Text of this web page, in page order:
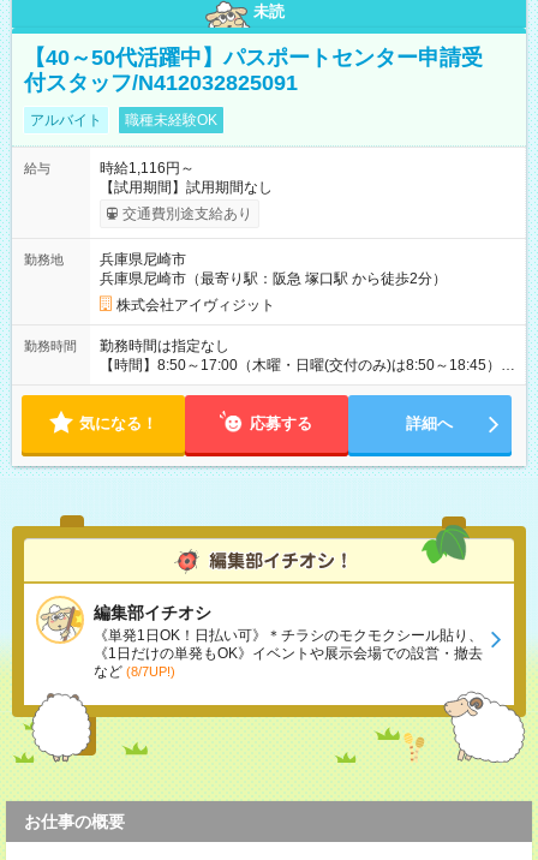
未読
【40～50代活躍中】パスポートセンター申請受
付スタッフ/N412032825091
アルバイト 職種未経験OK
給与
時給1,116円～
【試用期間】試用期間なし
交通費別途支給あり
勤務地
兵庫県尼崎市
兵庫県尼崎市（最寄り駅：阪急 塚口駅 から徒歩2分）
株式会社アイヴィジット
勤務時間
勤務時間は指定なし
【時間】8:50～17:00（木曜・日曜(交付のみ)は8:50～18:45）
※1日5時間から7時間で応相談 【曜日】月・火・水・木・金 の
(交付)のみ受付しておりますので、日曜日働ける方も歓迎 ※もち
気になる！ 応募する 詳細へ
編集部イチオシ
《単発1日OK！日払い可》＊チラシのモクモクシール貼り、
《1日だけの単発もOK》イベントや展示会場での設営・撤去
など (8/7UP!)
お仕事の概要